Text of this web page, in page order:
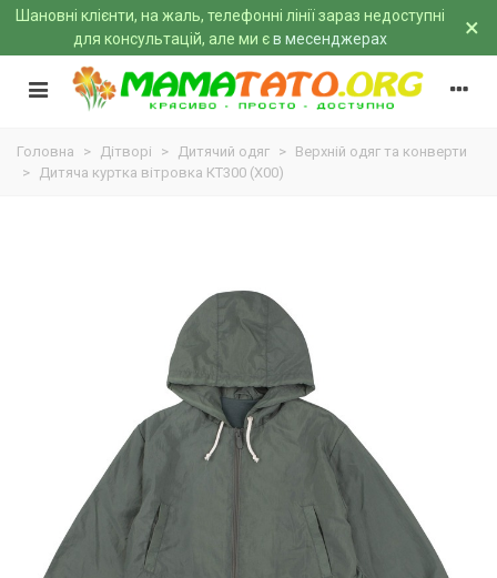
Шановні клієнти, на жаль, телефонні лінії зараз недоступні
для консультацій, але ми єв месенджерах ×
Головна > Дітворі > Дитячий одяг > Верхній одяг та конверти
> Дитяча куртка вітровка КТ300 (X00)